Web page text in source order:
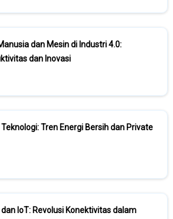
dan Mesin di Industri 4.0:
dan Inovasi
Tren Energi Bersih dan Private
IoT: Revolusi Konektivitas dalam